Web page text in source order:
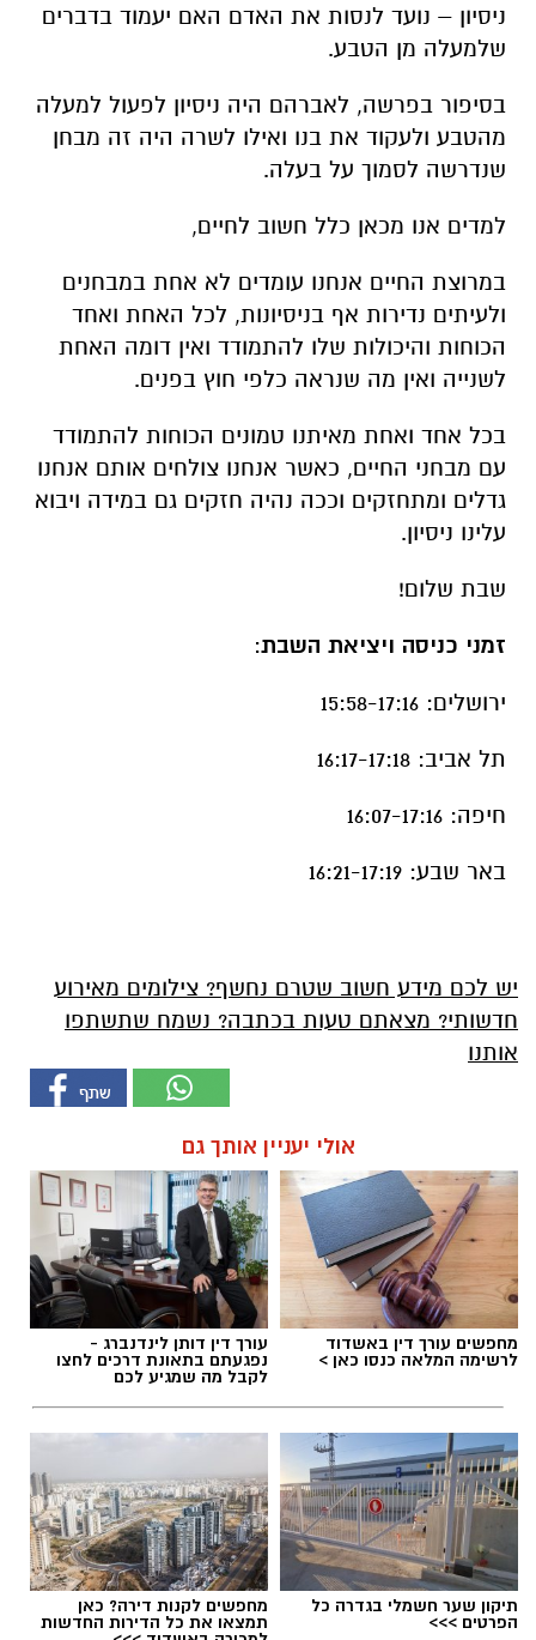
ניסיון – נועד לנסות את האדם האם יעמוד בדברים
שלמעלה מן הטבע.
בסיפור בפרשה, לאברהם היה ניסיון לפעול למעלה
מהטבע ולעקוד את בנו ואילו לשרה היה זה מבחן
שנדרשה לסמוך על בעלה.
למדים אנו מכאן כלל חשוב לחיים,
במרוצת החיים אנחנו עומדים לא אחת במבחנים
ולעיתים נדירות אף בניסיונות, לכל האחת ואחד
הכוחות והיכולות שלו להתמודד ואין דומה האחת
לשנייה ואין מה שנראה כלפי חוץ בפנים.
בכל אחד ואחת מאיתנו טמונים הכוחות להתמודד
עם מבחני החיים, כאשר אנחנו צולחים אותם אנחנו
גדלים ומתחזקים וככה נהיה חזקים גם במידה ויבוא
עלינו ניסיון.
שבת שלום!
זמני כניסה ויציאת השבת:
ירושלים: 15:58-17:16
תל אביב: 16:17-17:18
חיפה: 16:07-17:16
באר שבע: 16:21-17:19
יש לכם מידע חשוב שטרם נחשף? צילומים מאירוע
חדשותי? מצאתם טעות בכתבה? נשמח שתשתפו
אותנו
אולי יעניין אותך גם
מחפשים עורך דין באשדוד
לרשימה המלאה כנסו כאן >
עורך דין דותן לינדנברג -
נפגעתם בתאונת דרכים לחצו
לקבל מה שמגיע לכם
תיקון שער חשמלי בגדרה כל
הפרטים >>>
מחפשים לקנות דירה? כאן
תמצאו את כל הדירות החדשות